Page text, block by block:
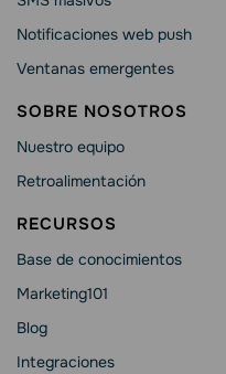
Notificaciones web push
Ventanas emergentes
SOBRE NOSOTROS
Nuestro equipo
Retroalimentación
RECURSOS
Base de conocimientos
Marketing101
Blog
Integraciones